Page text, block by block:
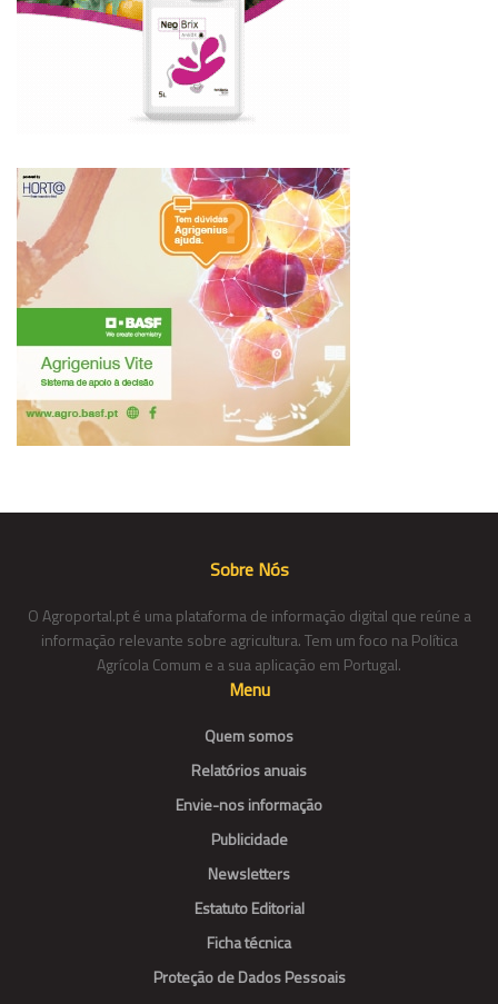
Sobre Nós
O Agroportal.pt é uma plataforma de informação digital que reúne a
informação relevante sobre agricultura. Tem um foco na Política
Agrícola Comum e a sua aplicação em Portugal.
Menu
Quem somos
Relatórios anuais
Envie-nos informação
Publicidade
Newsletters
Estatuto Editorial
Ficha técnica
Proteção de Dados Pessoais